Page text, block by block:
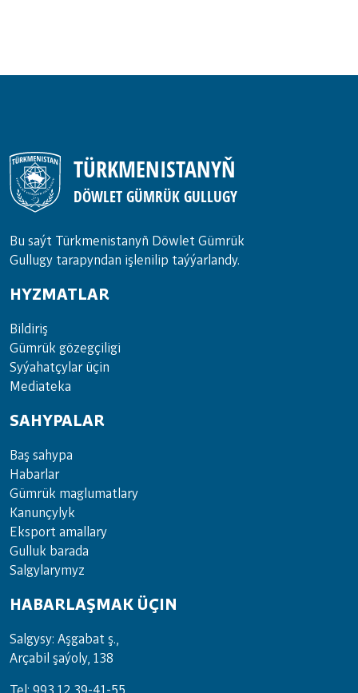
TÜRKMENISTANYŇ
DÖWLET GÜMRÜK GULLUGY
Bu saýt Türkmenistanyñ Döwlet Gümrük
Gullugy tarapyndan işlenilip taýýarlandy.
HYZMATLAR
Bil­di­riş
Güm­rük gö­zeg­çi­li­gi
Sy­ýa­hat­çy­lar ü­çin
Media­teka
SAHYPALAR
Baş sahypa
Habarlar
Gümrük maglumatlary
Kanunçylyk
Eksport amallary
Gulluk barada
Salgylarymyz
HABARLAŞMAK ÜÇIN
Salgysy: Aşgabat ş.,
Arçabil şaýoly, 138